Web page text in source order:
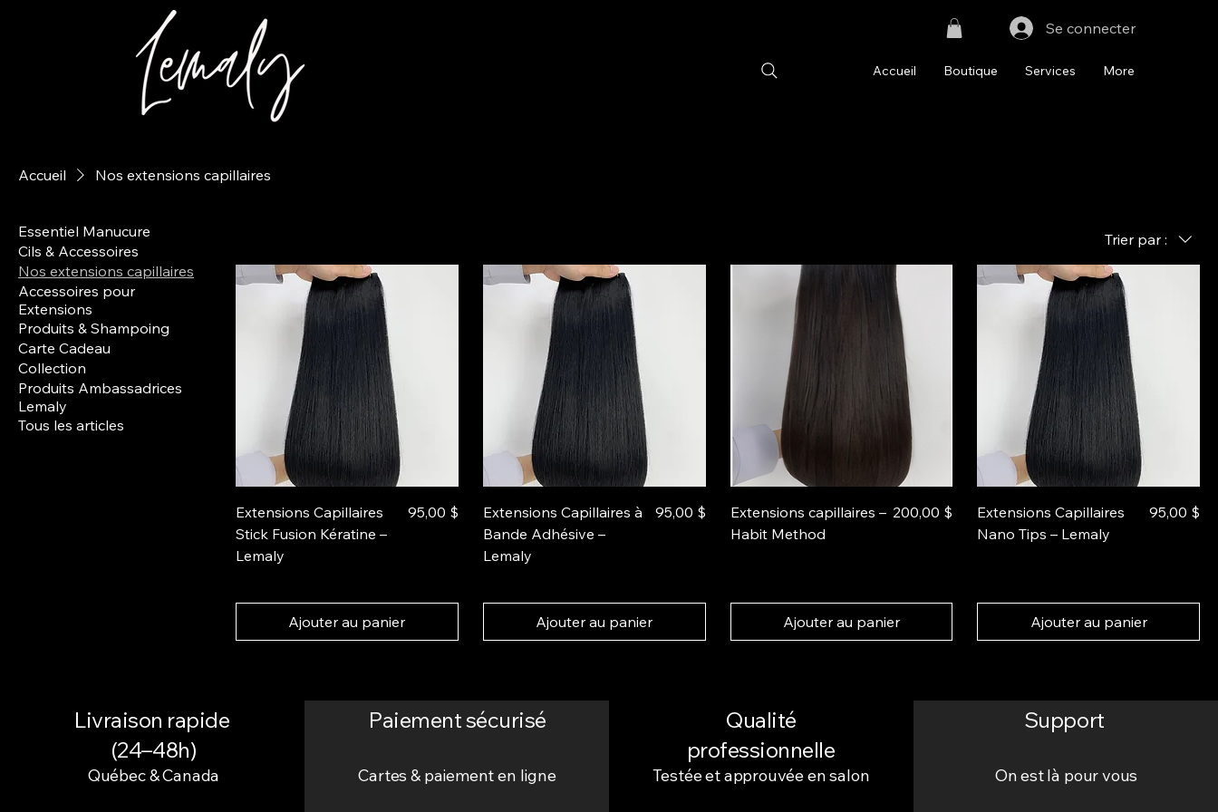
Se connecter
Accueil Boutique Services More
Accueil Nos extensions capillaires
Essentiel Manucure
Cils & Accessoires
Nos extensions capillaires
Accessoires pour
Extensions
Produits & Shampoing
Carte Cadeau
Collection
Produits Ambassadrices
Lemaly
Tous les articles
Trier par :
Extensions Capillaires
Stick Fusion Kératine –
Lemaly
Prix
95,00 $
Ajouter au panier
Extensions Capillaires à
Bande Adhésive –
Lemaly
Prix
95,00 $
Ajouter au panier
Extensions capillaires –
Habit Method
Prix
200,00 $
Ajouter au panier
Extensions Capillaires
Nano Tips – Lemaly
Prix
95,00 $
Ajouter au panier
Livraison rapide
(24–48h)
Québec & Canada
Paiement sécurisé
Cartes & paiement en ligne
Qualité
professionnelle
Testée et approuvée en salon
Support
On est là pour vous